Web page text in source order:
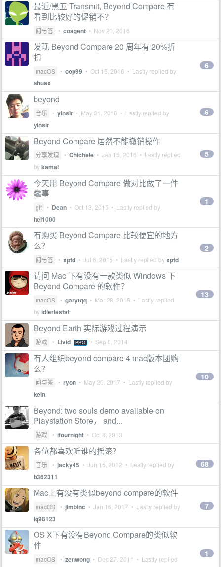
最近/黑五 Transmit, Beyond Compare 有
看到比较好的促销不？
问与答 • coagent • Nov 21, 2016
发现 Beyond Compare 20 周年有 20%折
扣
macOS • oop99 • Oct 15, 2016 • Lastly replied by
shuax
6
beyond
音乐 • yinsir • May 31, 2016 • Lastly replied by
yinsir
6
Beyond Compare 居然不能撤销操作
分享发现 • Chichele • Jan 15, 2016 • Lastly replied
bykamal
5
今天用 Beyond Compare 做对比做了一件
蠢事
git • Dean • Oct 13, 2015 • Lastly replied by
hei1000
1
有购买 Beyond Compare 比较便宜的地方
么？
问与答 • xpfd • Jul 6, 2015 • Lastly replied byxpfd
2
请问 Mac 下有没有一款类似 Windows 下
Beyond Compare 的软件？
macOS • garytqq • Mar 28, 2015 • Lastly replied
byidlerlestat
13
Beyond Earth 实际游戏过程演示
游戏 • Livid PRO • Sep 8, 2014
有人组织beyond compare 4 mac版本团购
么？
问与答 • ryon • May 20, 2017 • Lastly replied by
kein
10
Beyond: two souls demo available on
Playstation Store， and...
游戏 • ifournight • Oct 8, 2013
各位都喜欢听谁的摇滚？
音乐 • jacky45 • Jun 15, 2012 • Lastly replied by
b362311
68
Mac上有没有类似beyond compare的软件
macOS • jimbinc • Jan 16, 2017 • Lastly replied by
lq98123
7
OS X下有没有Beyond Compare的类似软
件
macOS • zenwong • Dec 27, 2011 • Lastly replied
1